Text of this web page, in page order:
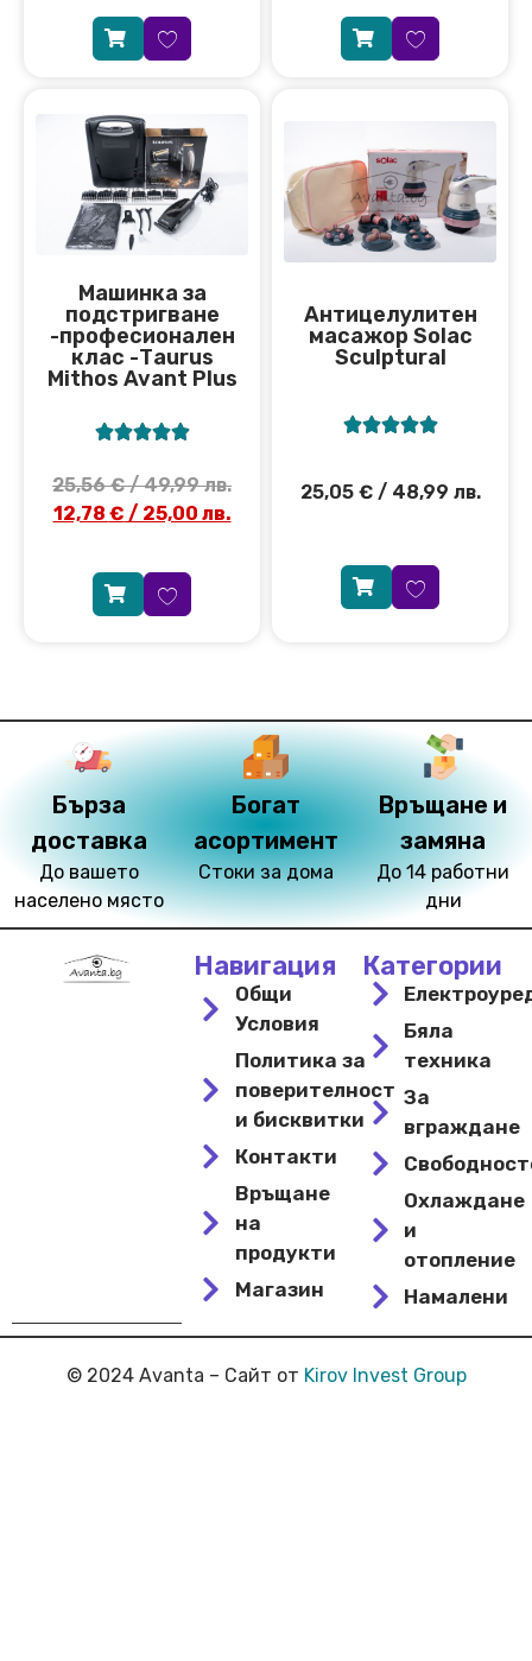
Машинка за
подстригване
-професионален
клас -Тaurus
Mithos Avant Plus

25,56€/ 49,99 лв.
12,78 € / 25,00 лв.
Антицелулитен
масажор Solac
Sculptural

25,05 €/ 48,99 лв.
Бърза
доставка
До вашето
населено място
Богат
асортимент
Стоки за дома
Връщане и
замяна
До 14 работни
дни
Навигация
Общи
Условия
Политика за
поверителност
и бисквитки
Контакти
Връщане
на
продукти
Магазин
Категории
Бяла
техника
За
вграждане
Охлаждане
и
отопление
Намалени
© 2024 Avanta – Сайт от Kirov Invest Group